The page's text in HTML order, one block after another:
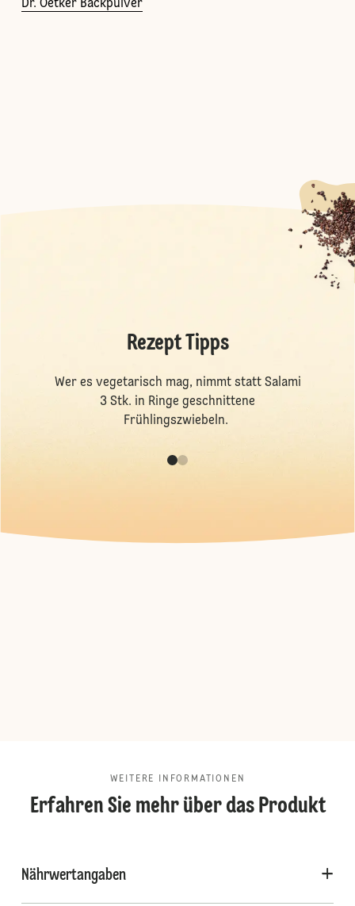
Dr. Oetker Backpulver
Rezept Tipps
Wer es vegetarisch mag, nimmt statt Salami
3 Stk. in Ringe geschnittene
Frühlingszwiebeln.
WEITERE INFORMATIONEN
Erfahren Sie mehr über das Produkt
Nährwertangaben